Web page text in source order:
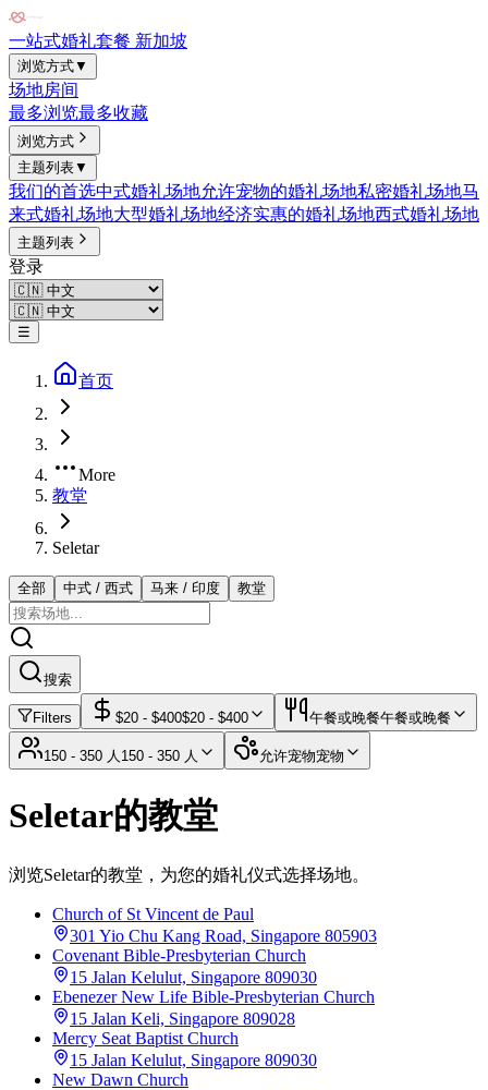
一站式婚礼套餐 新加坡
浏览方式▼
场地房间
最多浏览最多收藏
浏览方式
主题列表▼
我们的首选中式婚礼场地允许宠物的婚礼场地私密婚礼场地马
来式婚礼场地大型婚礼场地经济实惠的婚礼场地西式婚礼场地
主题列表
登录
☰
首页
More
教堂
Seletar
全部 中式 / 西式 马来 / 印度 教堂
搜索
Filters $20 - $400$20 - $400 午餐或晚餐午餐或晚餐
150 - 350 人 150 - 350 人 允许宠物宠物
Seletar的教堂
浏览Seletar的教堂，为您的婚礼仪式选择场地。
Church of St Vincent de Paul
301 Yio Chu Kang Road, Singapore 805903
Covenant Bible-Presbyterian Church
15 Jalan Kelulut, Singapore 809030
Ebenezer New Life Bible-Presbyterian Church
15 Jalan Keli, Singapore 809028
Mercy Seat Baptist Church
15 Jalan Kelulut, Singapore 809030
New Dawn Church